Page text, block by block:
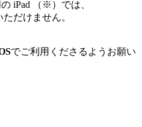
iPad （※）では、
だけません。
でご利用くださるようお願い